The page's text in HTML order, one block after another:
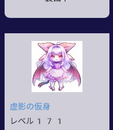
虚影の仮身
レベル171